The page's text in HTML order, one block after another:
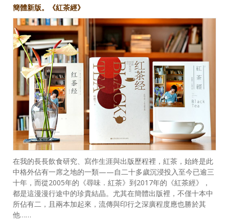
簡體新版。《紅茶經》
在我的長長飲食研究、寫作生涯與出版歷程裡，紅茶，始終是此
中格外佔有一席之地的一類——自二十多歲沉浸投入至今已逾三
十年，而從2005年的《尋味．紅茶》到2017年的《紅茶經》，
都是這漫漫行途中的珍貴結晶。尤其在簡體出版裡，不僅十本中
所佔有二，且兩本加起來，流傳與印行之深廣程度應也勝於其
他……